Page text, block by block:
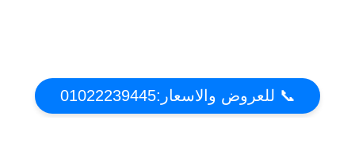
📞 للعروض والاسعار:01022239445